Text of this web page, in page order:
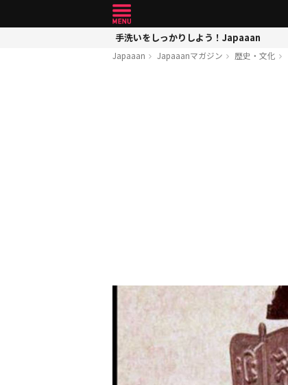
手洗いをしっかりしよう！Japaaan
Japaaan Japaaanマガジン 歴史・文化